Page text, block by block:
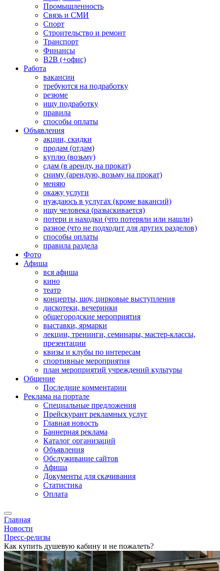
Промышленность
Связь и СМИ
Спорт
Строительство и ремонт
Транспорт
Финансы
B2B (+офис)
Работа
вакансии
требуются на подработку
резюме
ищу подработку
правила
способы оплаты
Объявления
акции, скидки
продам (отдам)
куплю (возьму)
сдам (в аренду, на прокат)
сниму (арендую, возьму на прокат)
меняю
окажу услуги
нуждаюсь в услугах (кроме вакансий)
ищу человека (разыскивается)
потери и находки (что потеряли или нашли)
разное (что не подходит для других разделов)
способы оплаты
правила раздела
Фото
Афиша
вся афиша
кино
театр
концерты, шоу, цирковые выступления
дискотеки, вечеринки
общегородские мероприятия
выставки, ярмарки
лекции, тренинги, семинары, мастер-классы,
презентации
квизы и клубы по интересам
спортивные мероприятия
план мероприятий учреждений культуры
Общение
Последние комментарии
Реклама на портале
Специальные предложения
Прейскурант рекламных услуг
Главная новость
Баннерная реклама
Каталог организаций
Объявления
Обслуживание сайтов
Афиша
Документы для скачивания
Статистика
Оплата
Главная
Новости
Пресс-релизы
Как купить душевую кабину и не пожалеть?